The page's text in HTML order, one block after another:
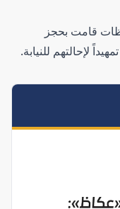
قامت بحجز
لإحالتهم للنيابة.